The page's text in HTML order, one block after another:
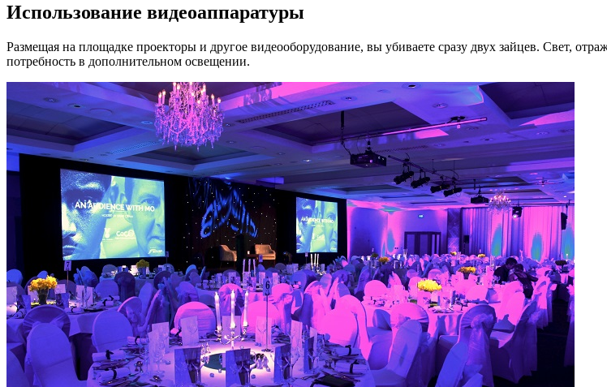
Использование видеоаппаратуры
Размещая на площадке проекторы и другое видеооборудование, вы убиваете сразу двух зайцев. Свет,
потребность в дополнительном освещении.